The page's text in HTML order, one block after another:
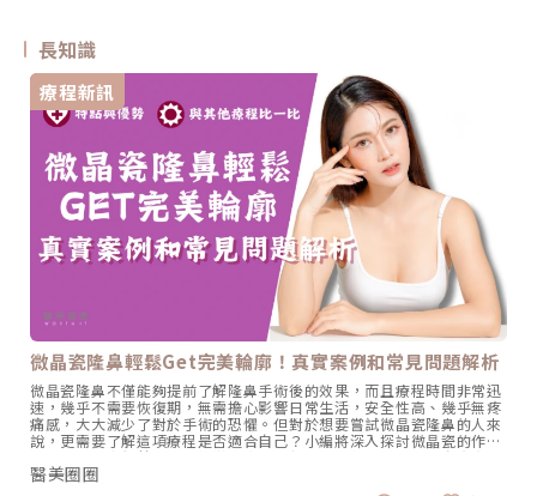
長知識
療程新訊
微晶瓷隆鼻輕鬆Get完美輪廓！真實案例和常見問題解析
微晶瓷隆鼻不僅能夠提前了解隆鼻手術後的效果，而且療程時間非常迅
速，幾乎不需要恢復期，無需擔心影響日常生活，安全性高、幾乎無疼
痛感，大大減少了對於手術的恐懼。但對於想要嘗試微晶瓷隆鼻的人來
說，更需要了解這項療程是否適合自己？小編將深入探討微晶瓷的作用
原理、特點和優勢，並分析微晶瓷隆鼻與其他療程的差異，分享真實案
例、解答常見問題，讓讀者能快速了解。關於微晶瓷隆鼻和作用原理微
晶瓷主要是「氫氧磷灰石鈣」，又被稱為骨粉，與人體牙齒和骨骼中的
醫美圈圈